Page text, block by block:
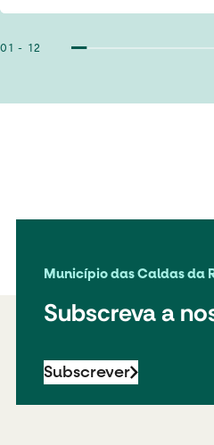
01 - 12
Município das Caldas da
Subscreva a
Subscrever